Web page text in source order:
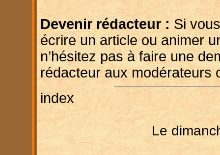
Devenir rédacteur : Si
écrire un article ou animer
n’hésitez pas à faire une
rédacteur aux modérateurs
index
Le